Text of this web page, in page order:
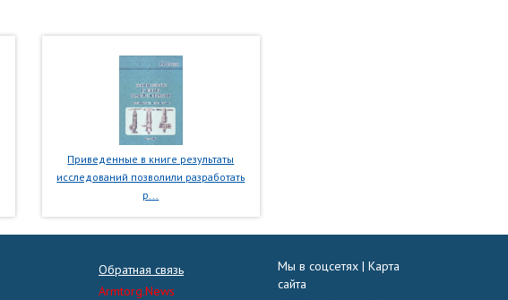
Приведенные в книге результаты
исследований позволили разработать
р...
Обратная связь
Armtorg.News
Мы в соцсетях | Карта
сайта